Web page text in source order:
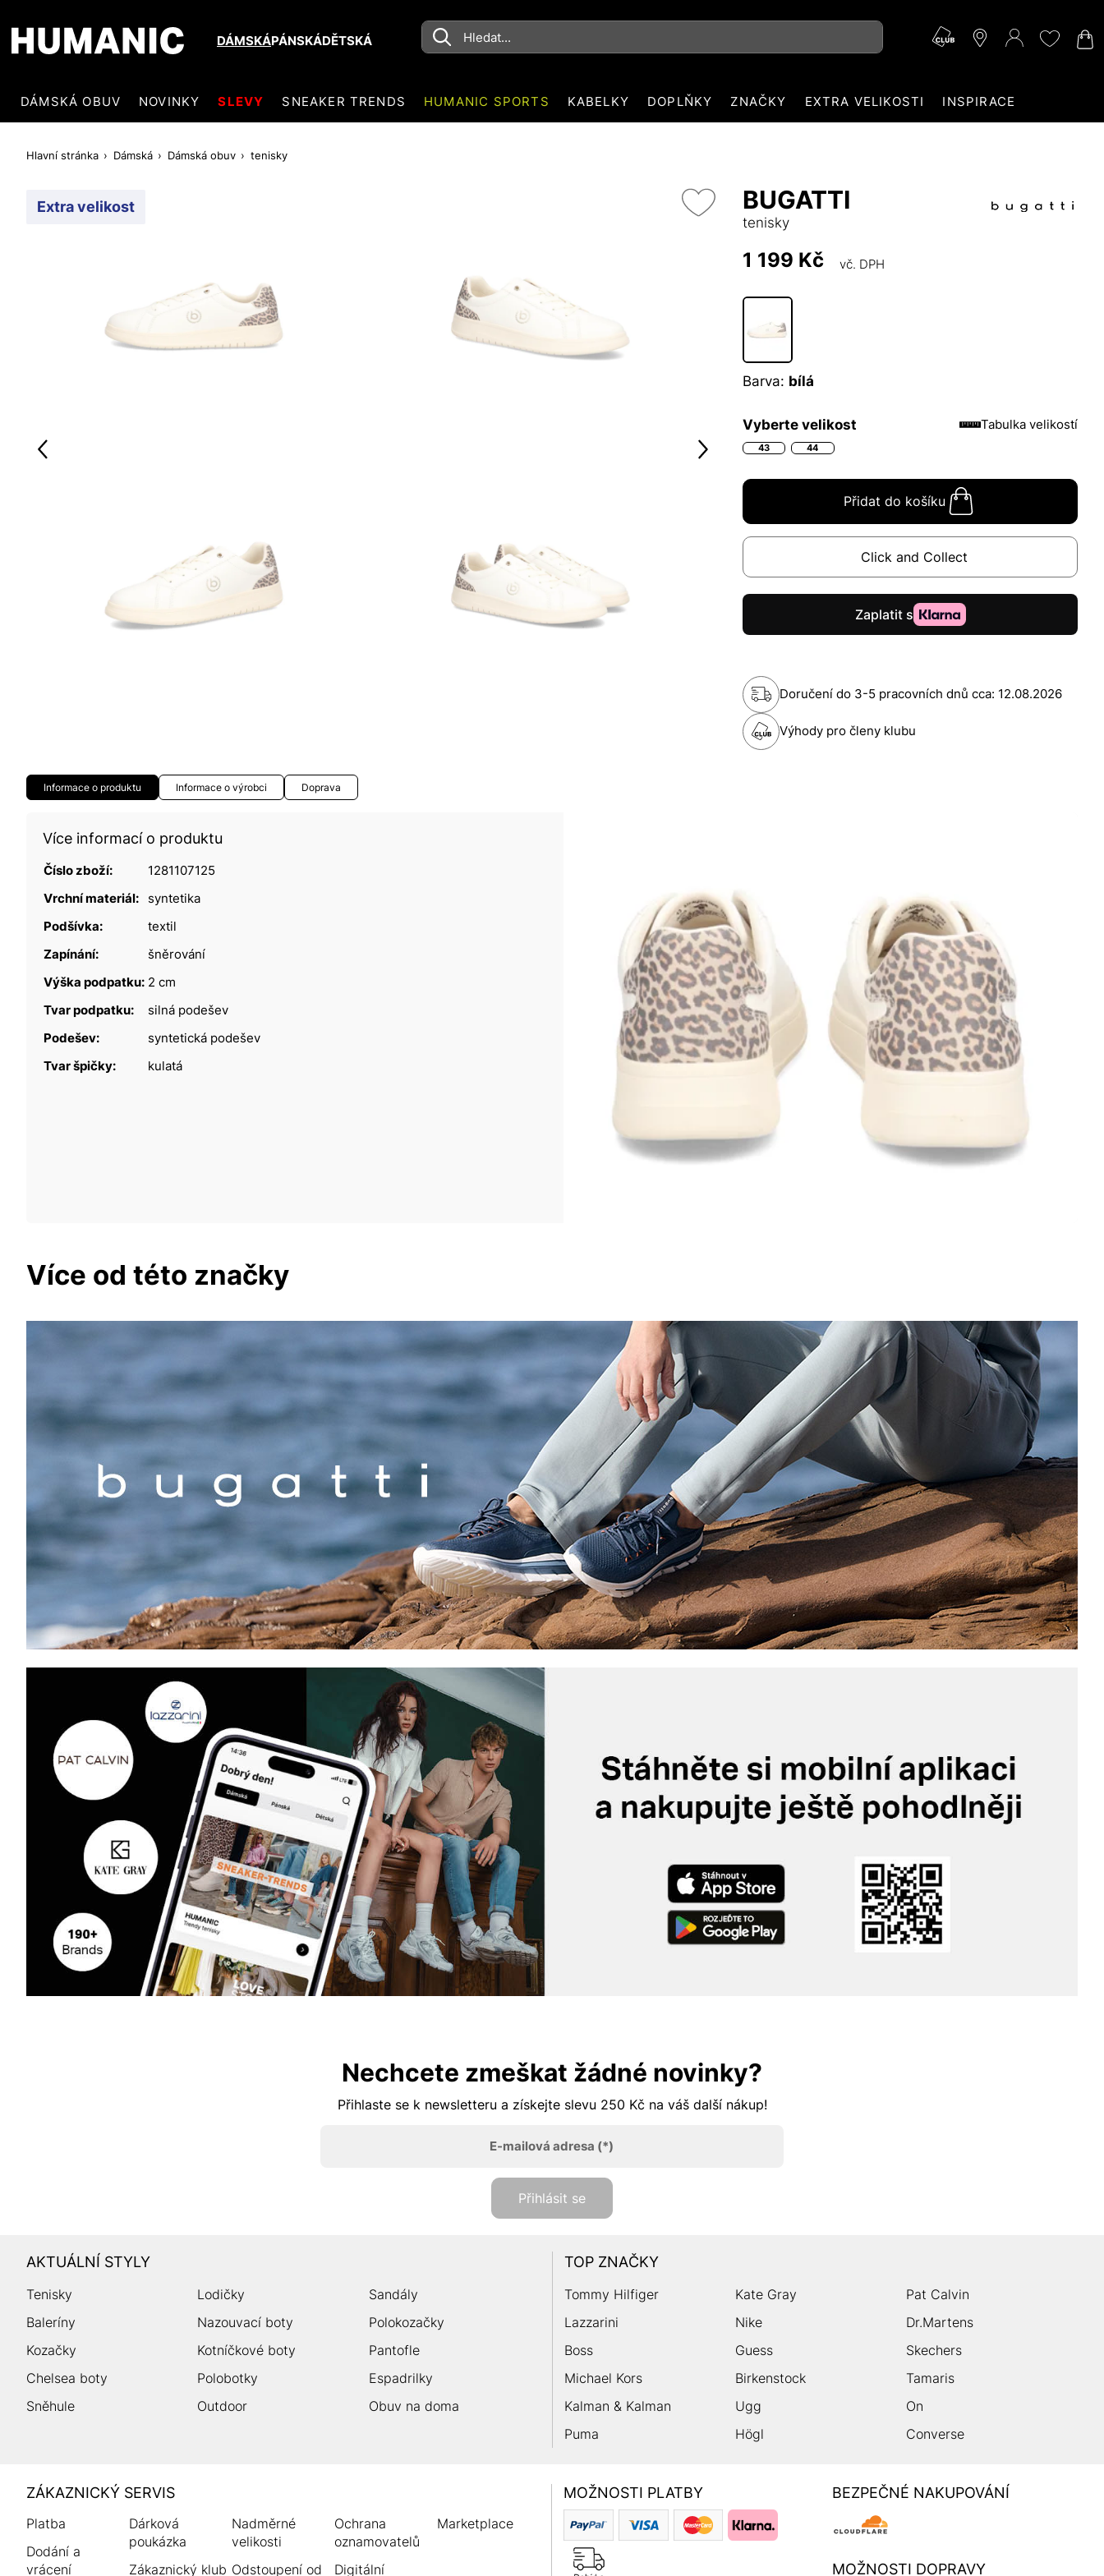
DÁMSKÁPÁNSKÁDĚTSKÁ
DÁMSKÁ OBUV NOVINKY SLEVY SNEAKER TRENDS HUMANIC SPORTS KABELKY DOPLŇKY ZNAČKY EXTRA VELIKOSTI INSPIRACE
Hlavní stránka Dámská Dámská obuv tenisky
Extra velikost BUGATTI
tenisky
1 199 Kč vč. DPH
Barva: bílá
Vyberte velikost Tabulka velikostí
43 44
Přidat do košíku
Click and Collect
Doručení do 3-5 pracovních dnů cca: 12.08.2026
Výhody pro členy klubu
Informace o produktu Informace o výrobci Doprava
Více informací o produktu
Číslo zboží:
1281107125
Vrchní materiál:
syntetika
Podšívka:
textil
Zapínání:
šněrování
Výška podpatku: 2 cm
Tvar podpatku:
silná podešev
Podešev:
syntetická podešev
Tvar špičky:
kulatá
Více od této značky
Nechcete zmeškat žádné novinky?
Přihlaste se k newsletteru a získejte slevu 250 Kč na váš další nákup!
E-mailová adresa (*)
Přihlásit se
AKTUÁLNÍ STYLY
Tenisky Lodičky
Sandály
Baleríny
Nazouvací boty
Polokozačky
Kozačky
Kotníčkové boty
Pantofle
Chelsea boty
Polobotky
Espadrilky
Sněhule
Outdoor Obuv na doma
TOP ZNAČKY
Tommy Hilfiger Kate Gray
Pat Calvin
Lazzarini
Nike
Dr.Martens
Boss
Guess
Skechers
Michael Kors
Birkenstock
Tamaris
Kalman & Kalman
Ugg
On
Puma
Högl Converse
HUMANIC
Zápatí
ZÁKAZNICKÝ SERVIS
Platba
Dodání a
vrácení
Dárková
poukázka
Zákaznický klub
Nadměrné
velikosti
Odstoupení od
Ochrana
oznamovatelů
Digitální
Marketplace
MOŽNOSTI PLATBY BEZPEČNÉ NAKUPOVÁNÍ
MOŽNOSTI DOPRAVY